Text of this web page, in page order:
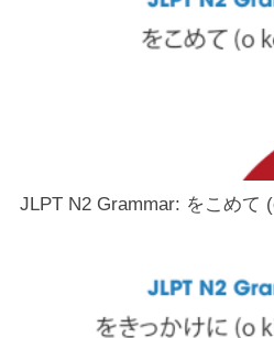
JLPT N2 Grammar: をこめて